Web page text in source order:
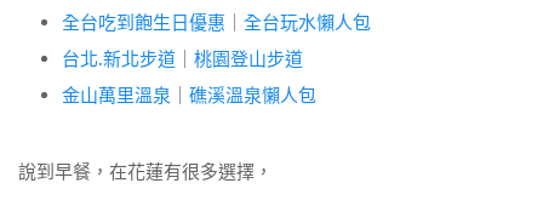
全台吃到飽生日優惠
全台玩水懶人包
台北.新北步道
桃園登山步道
金山萬里溫泉
礁溪溫泉懶人包
說到早餐，在花蓮有很多選擇，